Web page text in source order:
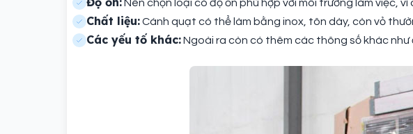
Nên chọn loại có độ ồn phù hợp với môi trường làm việc, ví
Chất liệu:Cánh quạt có thể làm bằng inox, tôn dày, còn vỏ
Các yếu tố khác:Ngoài ra còn có thêm các thông số khác như